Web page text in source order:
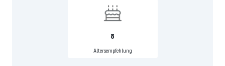
8
Altersempfehlung